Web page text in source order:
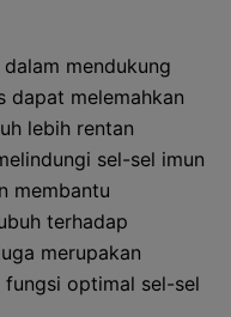
mendukung
dapat melemahkan
lebih rentan
sel-sel imun
membantu
terhadap
merupakan
optimal sel-sel